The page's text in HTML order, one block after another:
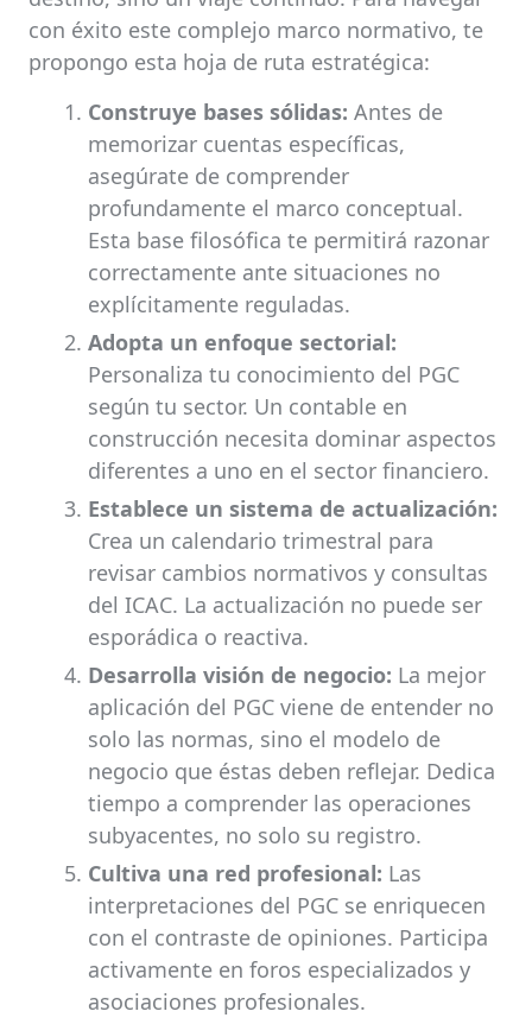
con éxito este complejo marco normativo, te
propongo esta hoja de ruta estratégica:
Construye bases sólidas: Antes de
memorizar cuentas específicas,
asegúrate de comprender
profundamente el marco conceptual.
Esta base filosófica te permitirá razonar
correctamente ante situaciones no
explícitamente reguladas.
Adopta un enfoque sectorial:
Personaliza tu conocimiento del PGC
según tu sector. Un contable en
construcción necesita dominar aspectos
diferentes a uno en el sector financiero.
Establece un sistema de actualización:
Crea un calendario trimestral para
revisar cambios normativos y consultas
del ICAC. La actualización no puede ser
esporádica o reactiva.
Desarrolla visión de negocio: La mejor
aplicación del PGC viene de entender no
solo las normas, sino el modelo de
negocio que éstas deben reflejar. Dedica
tiempo a comprender las operaciones
subyacentes, no solo su registro.
Cultiva una red profesional: Las
interpretaciones del PGC se enriquecen
con el contraste de opiniones. Participa
activamente en foros especializados y
asociaciones profesionales.